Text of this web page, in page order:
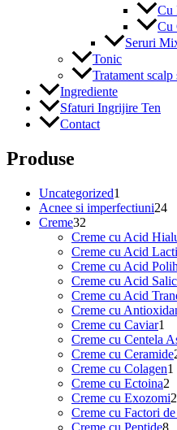
Cu
Cu
Seruri
Tonic
Tratament scalp
Ingrediente
Sfaturi Ingrijire Ten
Contact
Produse
Uncategorized1
produs
Acnee si imperfectiuni2424
Creme32
de
produse
Creme cu Acid
Creme cu Acid
Creme cu Acid
Creme cu Acid
Creme cu Acid
Creme cu
Creme cu Caviar1
Creme cu Centela
Creme cu Ceramide
Creme cu Colagen1
Creme cu Ectoina2
Creme cu Exozomi2
Creme cu Factori
Creme cu Peptide88